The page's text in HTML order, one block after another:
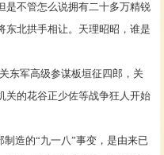
是不管怎么说拥有二十多万精锐
东北拱手相让。天理昭昭，谁是
军高级参谋板垣征四郎，关
关的花谷正少佐等战争狂人开始
造的“九一八”事变，是由来已